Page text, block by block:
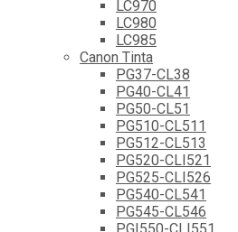
LC970
LC980
LC985
Canon Tinta
PG37-CL38
PG40-CL41
PG50-CL51
PG510-CL511
PG512-CL513
PG520-CLI521
PG525-CLI526
PG540-CL541
PG545-CL546
PGI550-CLI551